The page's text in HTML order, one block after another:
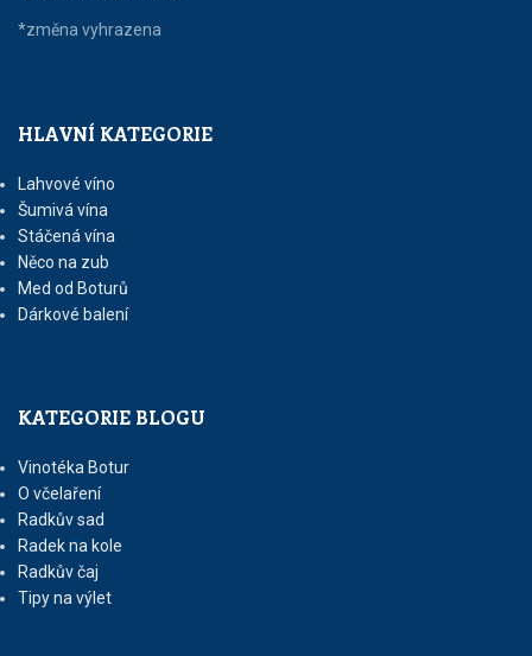
*změna vyhrazena
HLAVNÍ KATEGORIE
Lahvové víno
Šumivá vína
Stáčená vína
Něco na zub
Med od Boturů
Dárkové balení
KATEGORIE BLOGU
Vinotéka Botur
O včelaření
Radkův sad
Radek na kole
Radkův čaj
Tipy na výlet